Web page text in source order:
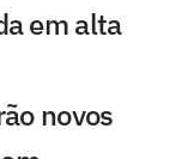
em alta
novos